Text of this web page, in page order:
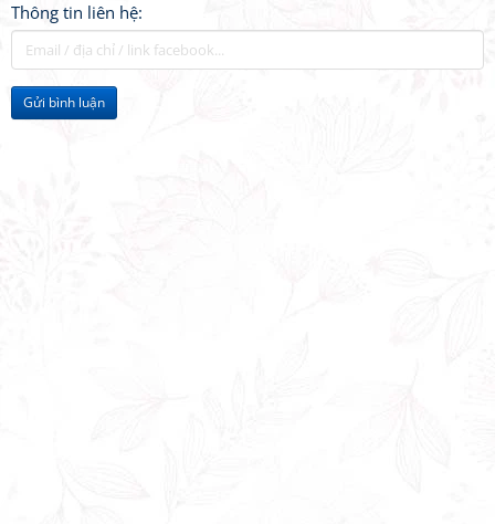
Thông tin liên hệ:
Gửi bình luận